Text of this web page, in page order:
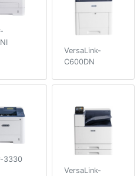
VersaLink-
C600DN
3330
VersaLink-